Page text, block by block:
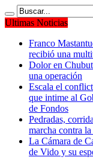
Ultimas Noticias
Franco
recibió una
Dolor en
una operación
Escala el
que intime al
de Fondos
Pedradas,
marcha contra
La Cámara de
de Vido y su